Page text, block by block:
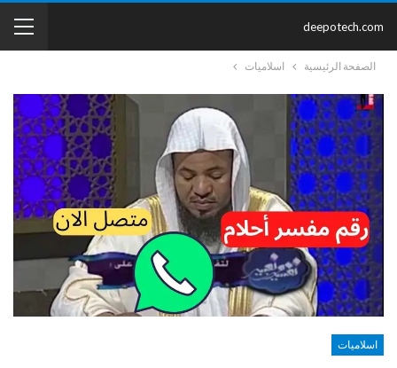
deepotech.com
الصفحة الرئيسية اسلاميات
اسلاميات